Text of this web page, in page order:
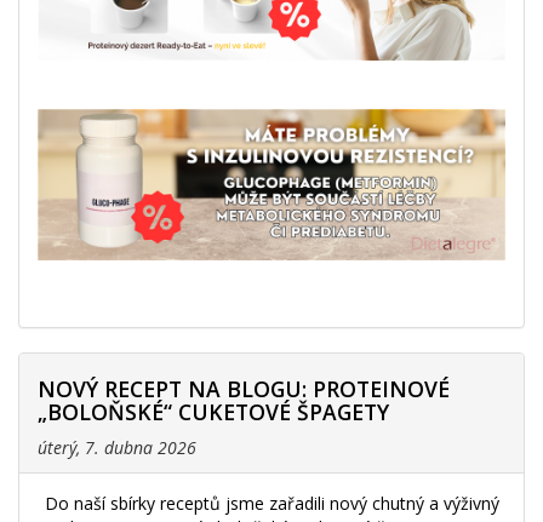
NOVÝ RECEPT NA BLOGU: PROTEINOVÉ
„BOLOŇSKÉ“ CUKETOVÉ ŠPAGETY
úterý, 7. dubna 2026
Do naší sbírky receptů jsme zařadili nový chutný a výživný